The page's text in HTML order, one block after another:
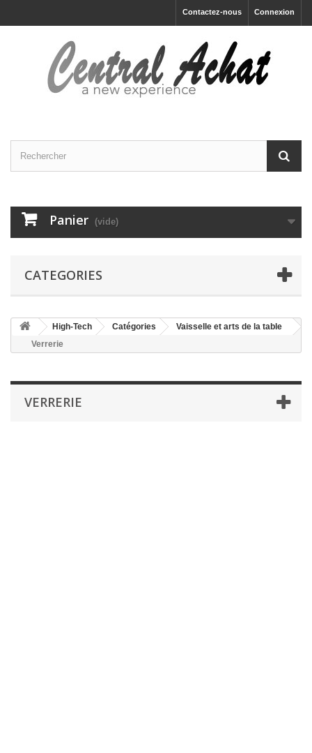
Connexion
Contactez-nous
Panier (vide)
CATEGORIES
High-Tech Catégories
Vaisselle et arts de la table
Verrerie
VERRERIE